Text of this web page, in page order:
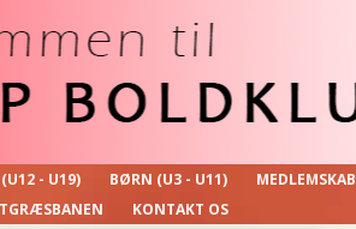
- U19) BØRN (U3 - U11) MEDLEMSKAB
KONTAKT OS